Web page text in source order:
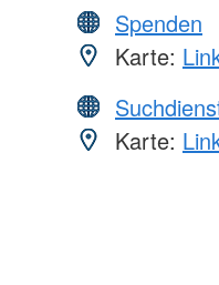
Spenden
Karte:
Karte: